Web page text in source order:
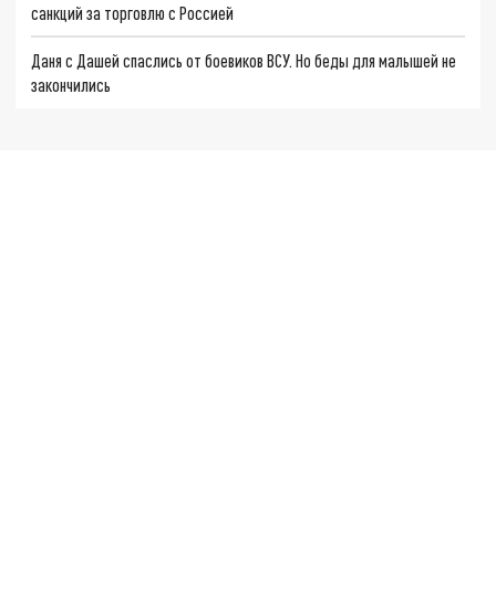
санкций за торговлю с Россией
Даня с Дашей спаслись от боевиков ВСУ. Но беды для малышей не
закончились